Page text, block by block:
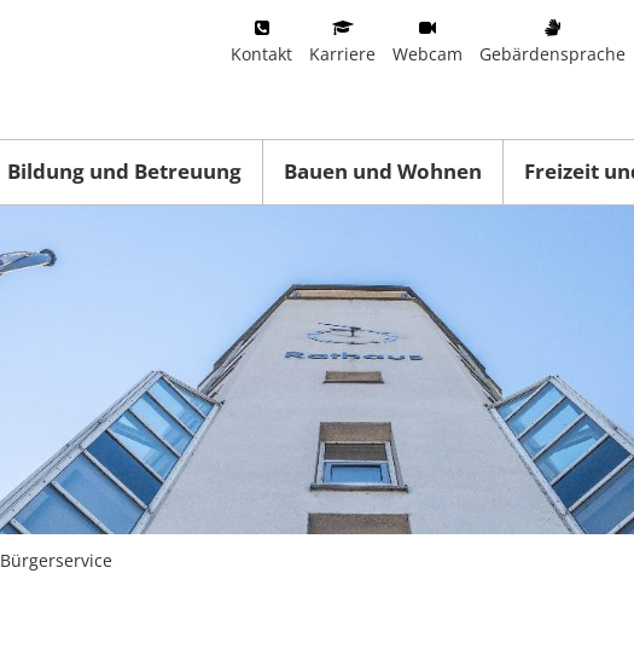
Kontakt Karriere Webcam Gebärdensprache
Bildung und Betreuung Bauen und Wohnen Freizeit
Bürgerservice